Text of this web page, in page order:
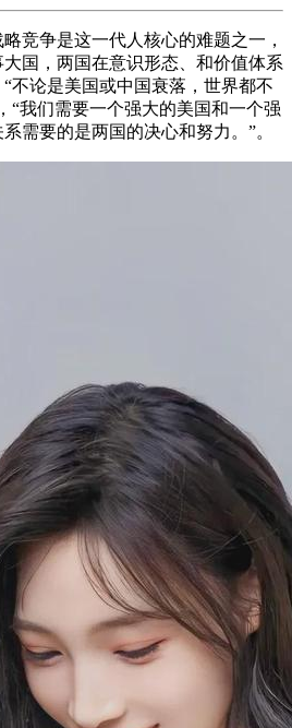
争是这一代人核心的难题之一，
国，两国在意识形态、和价值体系
“不论是美国或中国衰落，世界都不
“我们需要一个强大的美国和一个强
需要的是两国的决心和努力。”。